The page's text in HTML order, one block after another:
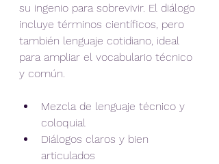
su ingenio para sobrevivir. El diálogo
incluye términos científicos, pero
también lenguaje cotidiano, ideal
para ampliar el vocabulario técnico
y común.
Mezcla de lenguaje técnico y
coloquial
Diálogos claros y bien
articulados